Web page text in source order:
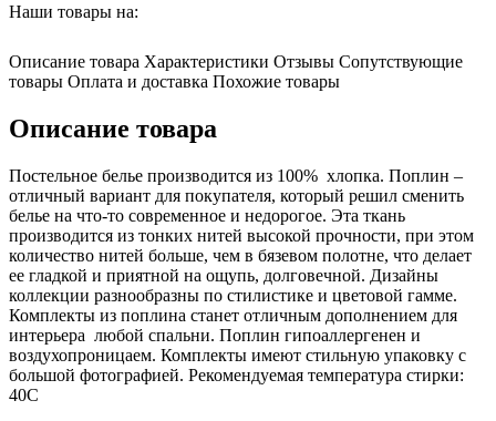
Наши товары на:
Описание товара Характеристики Отзывы Сопутствующие
товары Оплата и доставка Похожие товары
Описание товара
Постельное белье производится из 100% хлопка. Поплин –
отличный вариант для покупателя, который решил сменить
белье на что-то современное и недорогое. Эта ткань
производится из тонких нитей высокой прочности, при этом
количество нитей больше, чем в бязевом полотне, что делает
ее гладкой и приятной на ощупь, долговечной. Дизайны
коллекции разнообразны по стилистике и цветовой гамме.
Комплекты из поплина станет отличным дополнением для
интерьера любой спальни. Поплин гипоаллергенен и
воздухопроницаем. Комплекты имеют стильную упаковку с
большой фотографией. Рекомендуемая температура стирки:
40С